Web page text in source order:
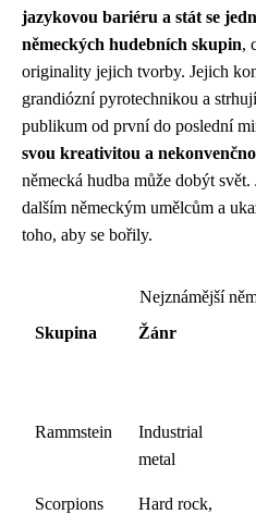
jazykovou bariéru a stát se
německých hudebních skupin,
originality jejich tvorby. Jejich
grandiózní pyrotechnikou a
publikum od první do poslední
svou kreativitou a
německá hudba může dobýt
dalším německým umělcům a
toho, aby se bořily.
Nejznámější
Skupina
Žánr
Rammstein
Industrial
metal
Scorpions
Hard rock,